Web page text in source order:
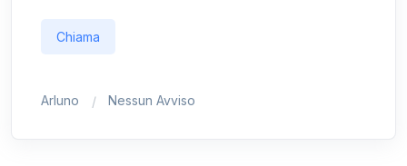
Chiama
Arluno Nessun Avviso